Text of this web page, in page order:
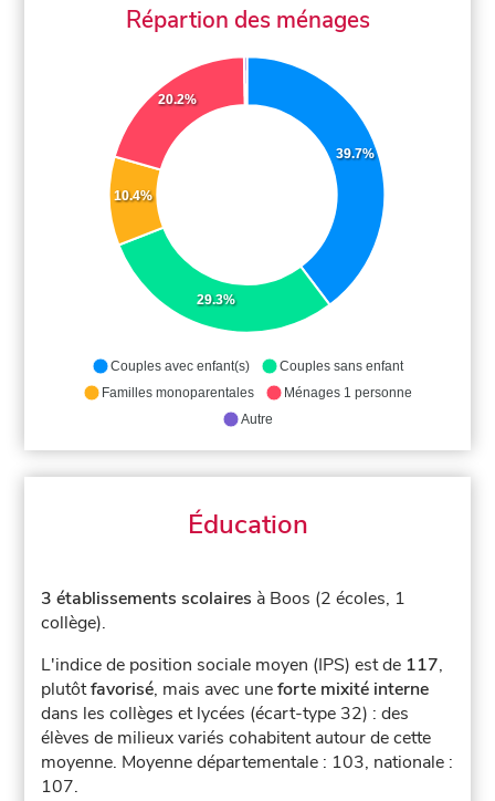
Répartion des ménages
39.7%
29.3%
10.4%
20.2%
Couples avec enfant(s)
Couples sans enfant
Familles monoparentales
Ménages 1 personne
Autre
Éducation
3 établissements scolaires à Boos (2 écoles, 1
collège).
L'indice de position sociale moyen (IPS) est de 117,
plutôtfavorisé, mais avec uneforte mixité interne
dans les collèges et lycées (écart-type 32) : des
élèves de milieux variés cohabitent autour de cette
moyenne. Moyenne départementale : 103, nationale :
107.